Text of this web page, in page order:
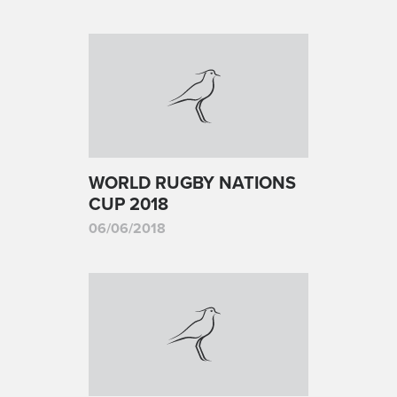
WORLD RUGBY NATIONS
CUP 2018
06/06/2018